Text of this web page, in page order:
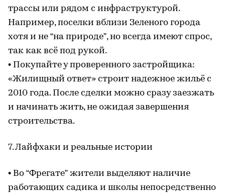
трассы или рядом с инфраструктурой.
Например, поселки вблизи Зеленого города
хотя и не “на природе”, но всегда имеют спрос,
так как всё под рукой.
• Покупайте у проверенного застройщика:
«Жилищный ответ» строит надежное жильё с
2010 года. После сделки можно сразу заезжать
и начинать жить, не ожидая завершения
строительства.
7. Лайфхаки и реальные истории
• Во “Фрегате” жители выделяют наличие
работающих садика и школы непосредственно